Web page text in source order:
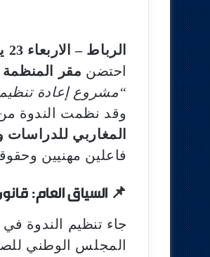
الرباط – الاربعاء 23 يوليوز 2025
احتضن مقر المنظمة
“مشروع إعادة
وقد نظمت الندوة
المغاربي للدراسات
فاعلين مهنيين
📌 السياق العام:
جاء تنظيم الندوة
المجلس الوطني